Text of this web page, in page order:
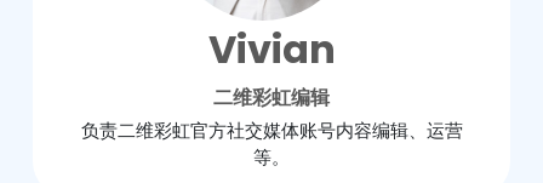
Vivian
二维彩虹编辑
负责二维彩虹官方社交媒体账号内容编辑、运营
等。